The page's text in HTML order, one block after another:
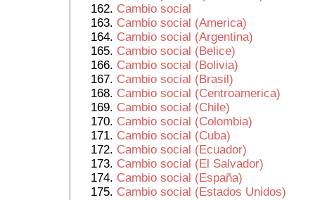
Cambio social
Cambio social (America)
Cambio social (Argentina)
Cambio social (Belice)
Cambio social (Bolivia)
Cambio social (Brasil)
Cambio social (Centroamerica)
Cambio social (Chile)
Cambio social (Colombia)
Cambio social (Cuba)
Cambio social (Ecuador)
Cambio social (El Salvador)
Cambio social (España)
Cambio social (Estados Unidos)